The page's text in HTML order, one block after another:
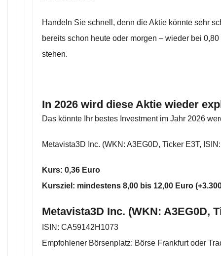
Handeln Sie schnell, denn die Aktie könnte sehr
bereits schon heute oder morgen – wieder bei
stehen.
In 2026 wird diese Aktie wieder
Das könnte Ihr bestes Investment im Jahr 2026
Metavista3D Inc. (WKN: A3EG0D, Ticker E3T,
Kurs: 0,36 Euro
Kursziel: mindestens 8,00 bis 12,00 Euro
Metavista3D Inc. (WKN: A3EG0D,
ISIN: CA59142H1073
Empfohlener Börsenplatz: Börse Frankfurt oder